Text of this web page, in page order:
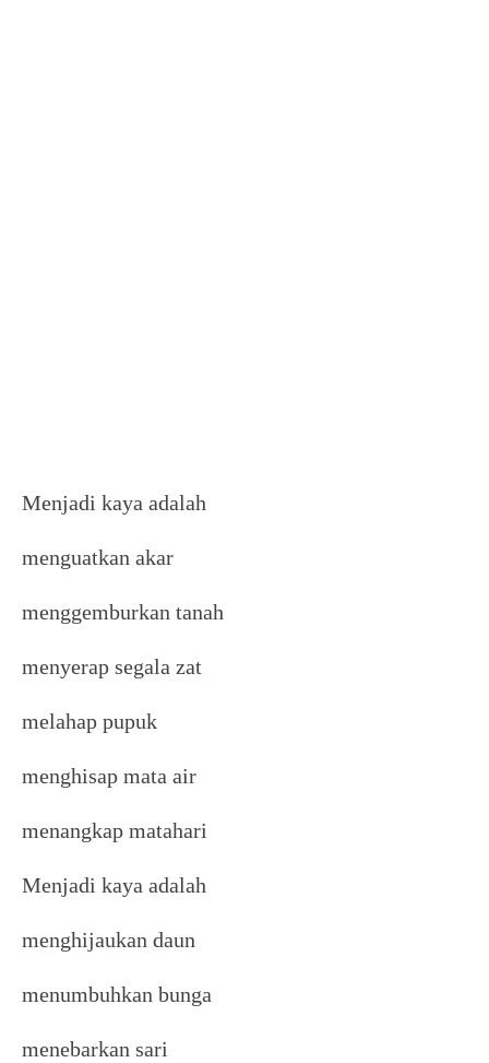
Menjadi kaya adalah
menguatkan akar
menggemburkan tanah
menyerap segala zat
melahap pupuk
menghisap mata air
menangkap matahari
Menjadi kaya adalah
menghijaukan daun
menumbuhkan bunga
menebarkan sari